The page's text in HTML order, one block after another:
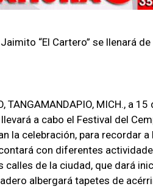
Jaimito “El Cartero” se llenará
TANGAMANDAPIO, MICH., a
a cabo el Festival del
la celebración, para recordar
con diferentes
calles de la ciudad, que dará
albergará tapetes de